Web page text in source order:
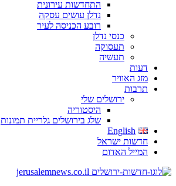
התחדשות עירונית
נדלן עושים עסקה
רובע הכניסה לעיר
כנסי נדלן
תעסוקה
תעשיה
דעות
מזג האוויר
תרבות
ירושלים שלי
היסטוריה
שלג בירושלים גלריית תמונות
English
חדשות ישראל
המייל האדום